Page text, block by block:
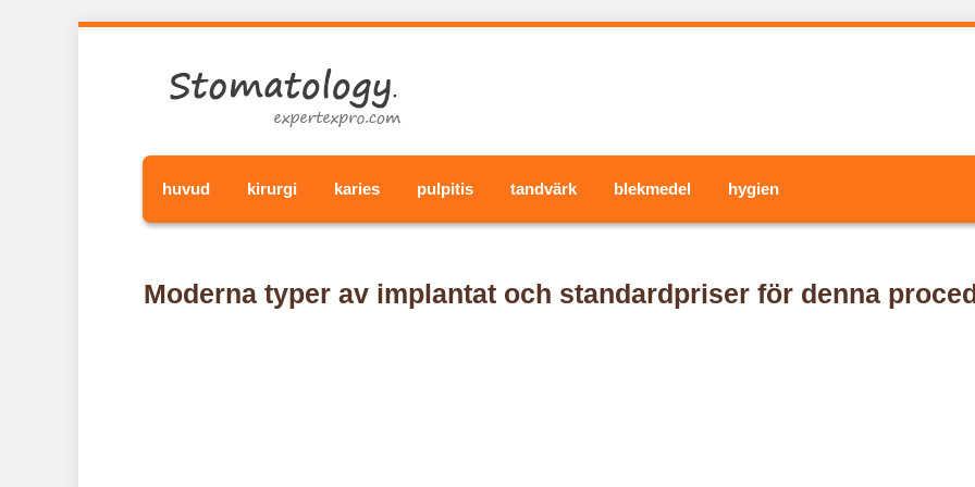
huvud kirurgi karies pulpitis tandvärk blekmedel hygien
Moderna typer av implantat och standardpriser för denna